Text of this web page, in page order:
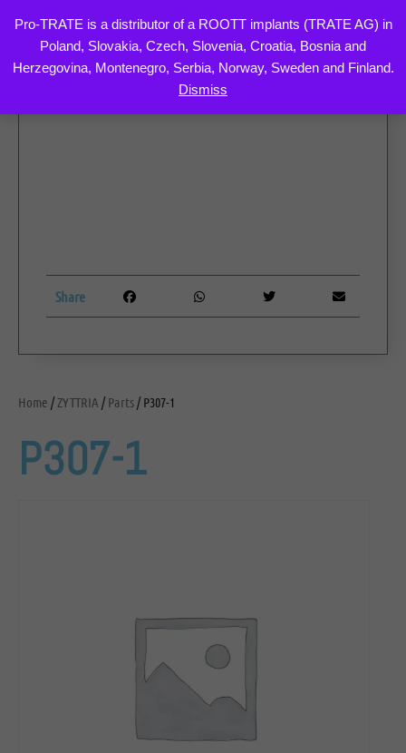
Pro-TRATE is a distributor of a ROOTT implants (TRATE AG) in
Poland, Slovakia, Czech, Slovenia, Croatia, Bosnia and
Herzegovina, Montenegro, Serbia, Norway, Sweden and Finland.
Dismiss
to
Home /ZYTTRIA /Parts/ P307-1
P307-1
Share